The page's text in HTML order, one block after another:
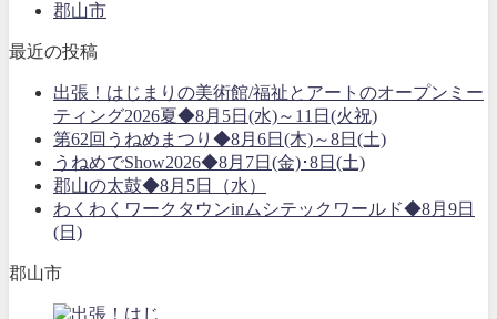
郡山市
最近の投稿
出張！はじまりの美術館/福祉とアートのオープンミー
ティング2026夏◆8月5日(水)～11日(火祝)
第62回うねめまつり◆8月6日(木)～8日(土)
うねめでShow2026◆8月7日(金)･8日(土)
郡山の太鼓◆8月5日（水）
わくわくワークタウンinムシテックワールド◆8月9日
(日)
郡山市